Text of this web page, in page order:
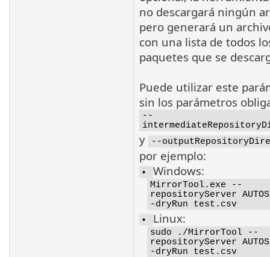
no descargará ningún
pero generará un
con una lista de todos
paquetes que se
Puede utilizar este
sin los parámetros
--
y --
por ejemplo:
• Windows:
MirrorTool.exe --
repositoryServer
-dryRun test.csv
•
Linux:
sudo ./MirrorTool --
repositoryServer
-dryRun test.csv